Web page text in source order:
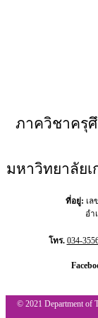
ภาควิชาครุ
มหาวิทยาลัย
ที่อยู่: เ
อำ
โทร. 034-
© 2021 Department of